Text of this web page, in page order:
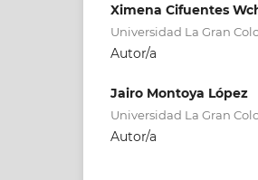
Ximena Cifuentes
Universidad La Gran
Autor/a
Jairo Montoya López
Universidad La Gran
Autor/a